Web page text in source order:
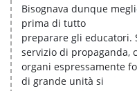
Bisognava dunque
prima di tutto
preparare gli educatori.
servizio di propaganda,
organi espressamente
di grande unità si